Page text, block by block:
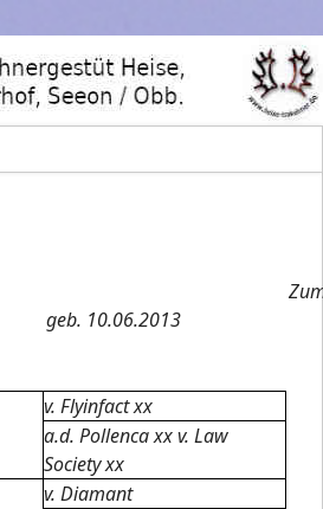
geb. 10.06.2013
v. Flyinfact xx
a.d. Pollenca xx v. Law
Society xx
v. Diamant